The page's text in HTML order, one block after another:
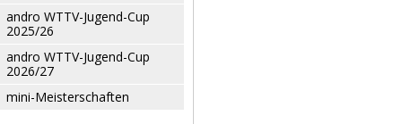
andro WTTV-Jugend-Cup
2025/26
andro WTTV-Jugend-Cup
2026/27
mini-Meisterschaften